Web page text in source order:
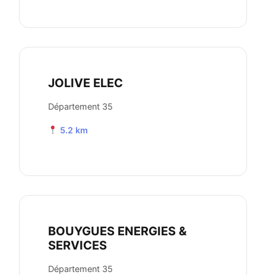
JOLIVE ELEC
Département 35
5.2 km
BOUYGUES ENERGIES &
SERVICES
Département 35